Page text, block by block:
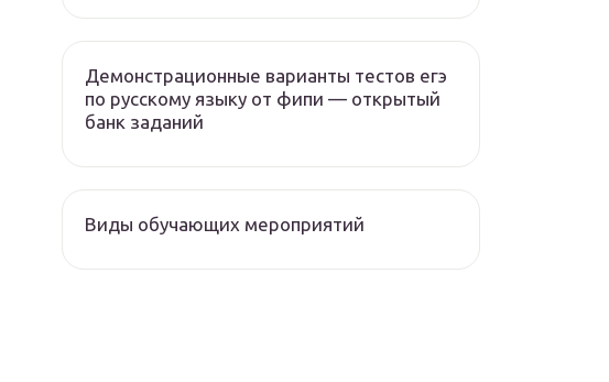
Демонстрационные варианты тестов егэ
по русскому языку от фипи — открытый
банк заданий
Виды обучающих мероприятий